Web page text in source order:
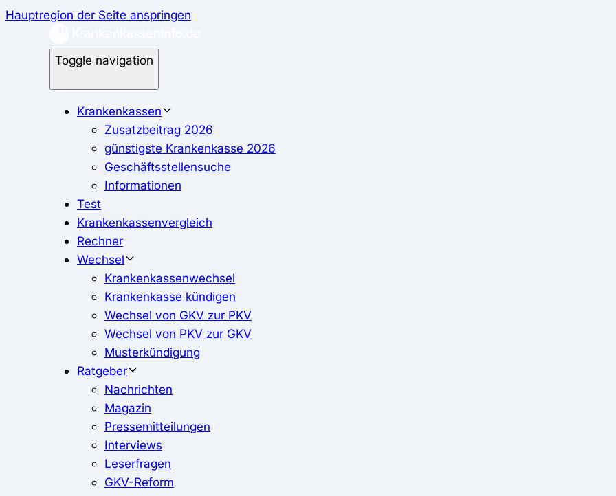
Hauptregion der Seite anspringen
Toggle navigation
Krankenkassen
Zusatzbeitrag 2026
günstigste Krankenkasse 2026
Geschäftsstellensuche
Informationen
Test
Krankenkassenvergleich
Rechner
Wechsel
Krankenkassenwechsel
Krankenkasse kündigen
Wechsel von GKV zur PKV
Wechsel von PKV zur GKV
Musterkündigung
Ratgeber
Nachrichten
Magazin
Pressemitteilungen
Interviews
Leserfragen
GKV-Reform